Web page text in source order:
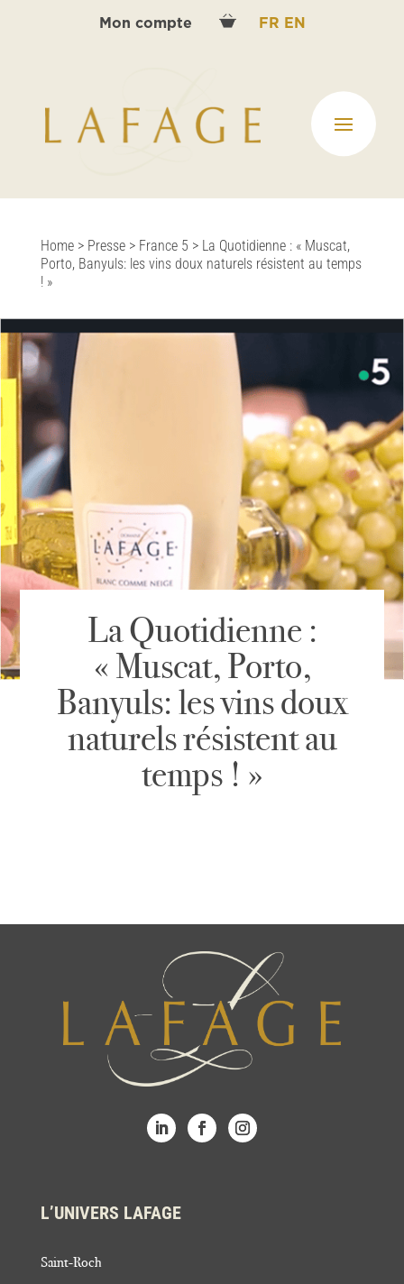
Mon compte FR EN
Home> Presse> France 5 > La Quotidienne : « Muscat,
Porto, Banyuls: les vins doux naturels résistent au temps
! »
La Quotidienne :
« Muscat, Porto,
Banyuls: les vins doux
naturels résistent au
temps ! »
L’UNIVERS LAFAGE
Saint-Roch